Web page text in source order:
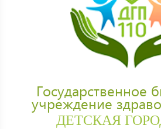
Государственное
учреждение
ДЕТСКАЯ